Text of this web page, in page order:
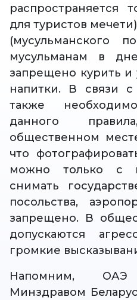
распространяется
для туристов
(мусульманского
мусульманам в
запрещено курить и
напитки. В связи
также
данного
общественном
что
можно только с
снимать
посольства,
запрещено. В
допускаются
громкие
Напомним,
Минздравом